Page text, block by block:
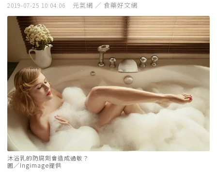
2019-07-25 10:04:06 元氣網 ／ 食藥好文網
沐浴乳的防腐劑會造成過敏？
圖／Ingimage提供